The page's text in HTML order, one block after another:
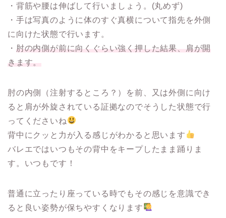
・背筋や腰は伸ばして行いましょう。(丸めず)
・手は写真のように体のすぐ真横について指先を外側
に向けた状態で行います。
・ 肘の内側が前に向くぐらい強く押した結果、肩が開
きます。
肘の内側（注射するところ？）を前、又は外側に向け
ると肩が外旋されている証拠なのでそうした状態で行
ってくださいね
背中にクッと力が入る感じがわかると思います
バレエではいつもその背中をキープしたまま踊りま
す。いつもです！
普通に立ったり座っている時でもその感じを意識でき
ると良い姿勢が保ちやすくなります